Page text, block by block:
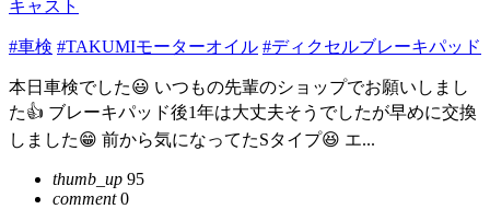
キャスト
#車検 #TAKUMIモーターオイル #ディクセルブレーキパッド
本日車検でした😃 いつもの先輩のショップでお願いしまし
た👍 ブレーキパッド後1年は大丈夫そうでしたが早めに交換
しました😁 前から気になってたSタイプ😆 エ...
thumb_up 95
comment0